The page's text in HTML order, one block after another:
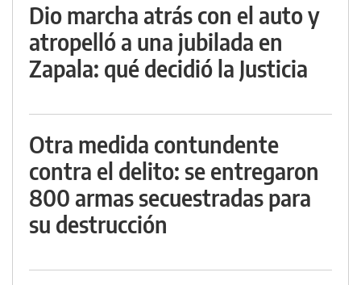
Dio marcha atrás con el auto y
atropelló a una jubilada en
Zapala: qué decidió la Justicia
Otra medida contundente
contra el delito: se entregaron
800 armas secuestradas para
su destrucción